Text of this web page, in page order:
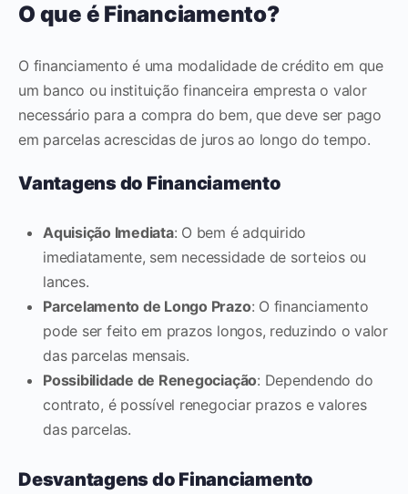
O que é Financiamento?
O financiamento é uma modalidade de crédito em que
um banco ou instituição financeira empresta o valor
necessário para a compra do bem, que deve ser pago
em parcelas acrescidas de juros ao longo do tempo.
Vantagens do Financiamento
Aquisição Imediata: O bem é adquirido
imediatamente, sem necessidade de sorteios ou
lances.
Parcelamento de Longo Prazo: O financiamento
pode ser feito em prazos longos, reduzindo o valor
das parcelas mensais.
Possibilidade de Renegociação: Dependendo do
contrato, é possível renegociar prazos e valores
das parcelas.
Desvantagens do Financiamento